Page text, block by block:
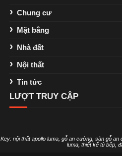
Chung cư
Mặt bằng
Nhà đất
Nội thất
Tin tức
LƯỢT TRUY CẬP
Key: nội thất apollo luma, gỗ an cường, sàn gỗ an
luma thiết kế tủ bếp